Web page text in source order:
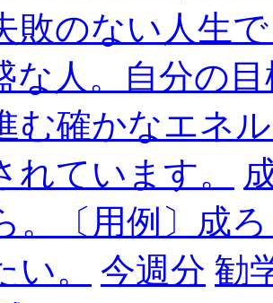
敗のない人生
な人。自分の
む確かなエネ
れています。
。〔用例〕成
。
今週分 勧